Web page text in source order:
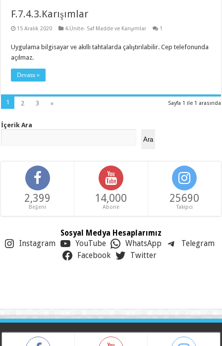
F.7.4.3.Karışımlar
15 Aralık 2020 4.Ünite- Saf Madde ve Karışımlar 1
Uygulama bilgisayar ve akıllı tahtalarda çalıştırılabilir. Cep telefonunda
açılmaz.
Devamı »
Sayfa 1 ile 1 arasında
1 2 3 »
İçerik Ara
Ara
2,399
Beğeni
14,000
Abone
25690
Takipci
Sosyal Medya Hesaplarımız
Instagram YouTube WhatsApp
Telegram
Facebook
Twitter